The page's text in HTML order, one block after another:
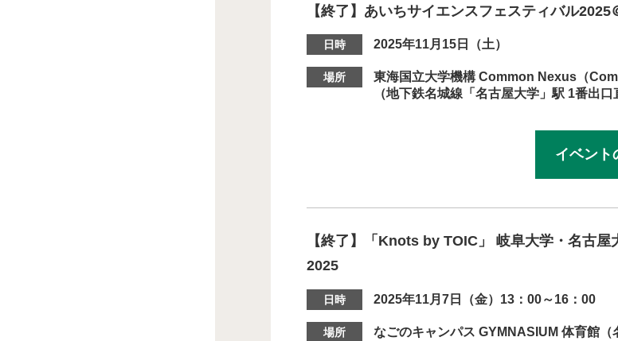
【終了】あいちサイエンスフェスティバル
日時 2025年11月15日（土）
場所
東海国立大学機構 Common Nexus（
（地下鉄名城線「名古屋大学」駅 1番出口
イベント
【終了】「Knots by TOIC」 岐阜大学・名古
2025
日時 2025年11月7日（金）13：00～16：00
場所 なごのキャンパス GYMNASIUM 体育館（